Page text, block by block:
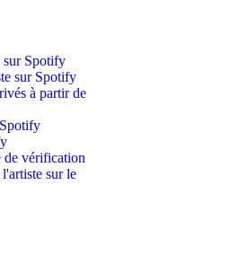
sur Spotify
sur Spotify
à partir de
de vérification
sur le